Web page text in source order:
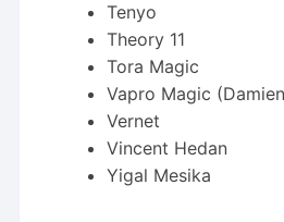
Tenyo
Theory 11
Tora Magic
Vapro Magic
Vernet
Vincent Hedan
Yigal Mesika